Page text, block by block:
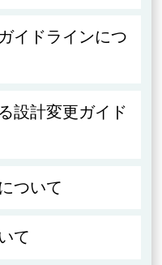
イドラインにつ
設計変更ガイド
ついて
て